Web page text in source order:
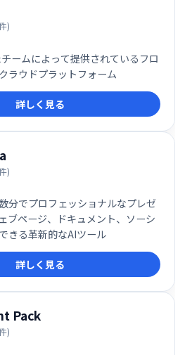
)
ームによって提供されているフロ
ラウドプラットフォーム
詳しく見る
)
分でプロフェッショナルなプレゼ
ブページ、ドキュメント、ソーシ
きる革新的なAIツール
詳しく見る
Pack
)